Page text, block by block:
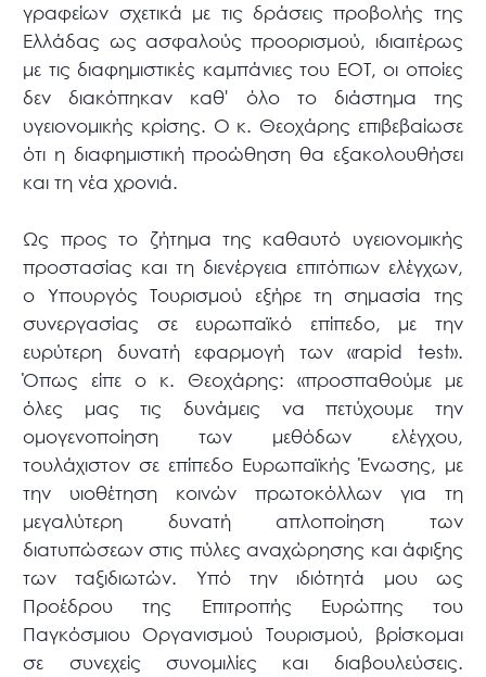
γραφείων σχετικά με τις δράσεις προβολής της
Ελλάδας ως ασφαλούς προορισμού, ιδιαιτέρως
με τις διαφημιστικές καμπάνιες του ΕΟΤ, οι οποίες
δεν διακόπηκαν καθ' όλο το διάστημα της
υγειονομικής κρίσης. Ο κ. Θεοχάρης επιβεβαίωσε
ότι η διαφημιστική προώθηση θα εξακολουθήσει
και τη νέα χρονιά.
Ως προς το ζήτημα της καθαυτό υγειονομικής
προστασίας και τη διενέργεια επιτόπιων ελέγχων,
ο Υπουργός Τουρισμού εξήρε τη σημασία της
συνεργασίας σε ευρωπαϊκό επίπεδο, με την
ευρύτερη δυνατή εφαρμογή των «rapid test».
Όπως είπε ο κ. Θεοχάρης: «προσπαθούμε με
όλες μας τις δυνάμεις να πετύχουμε την
ομογενοποίηση των μεθόδων ελέγχου,
τουλάχιστον σε επίπεδο Ευρωπαϊκής Ένωσης, με
την υιοθέτηση κοινών πρωτοκόλλων για τη
μεγαλύτερη δυνατή απλοποίηση των
διατυπώσεων στις πύλες αναχώρησης και άφιξης
των ταξιδιωτών. Υπό την ιδιότητά μου ως
Προέδρου της Επιτροπής Ευρώπης του
Παγκόσμιου Οργανισμού Τουρισμού, βρίσκομαι
σε συνεχείς συνομιλίες και διαβουλεύσεις.